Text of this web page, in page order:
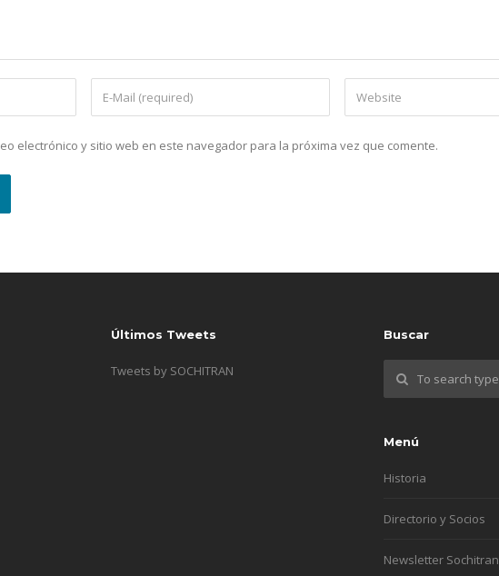
electrónico y sitio web en este navegador para la próxima vez que comente.
Últimos Tweets
Tweets by SOCHITRAN
Buscar
Menú
Historia
Directorio y Socios
Newsletter Sochitran